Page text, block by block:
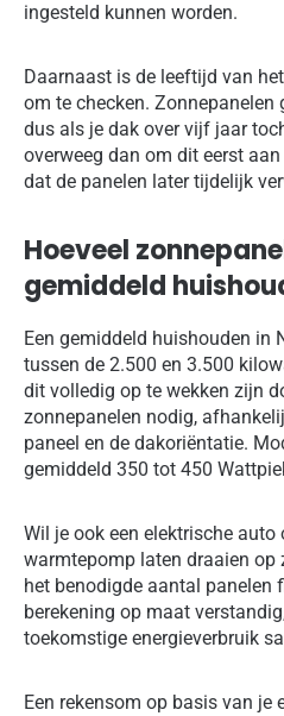
ingesteld kunnen worden.
Daarnaast is de leeftijd van
om te checken. Zonnepanelen
dus als je dak over vijf jaar
overweeg dan om dit eerst
dat de panelen later tijdelijk
Hoeveel
gemiddeld
Een gemiddeld huishouden in
tussen de 2.500 en 3.500
dit volledig op te wekken zijn
zonnepanelen nodig,
paneel en de dakoriëntatie.
gemiddeld 350 tot 450
Wil je ook een elektrische auto
warmtepomp laten draaien op
het benodigde aantal panelen
berekening op maat
toekomstige energieverbruik
Een rekensom op basis van je